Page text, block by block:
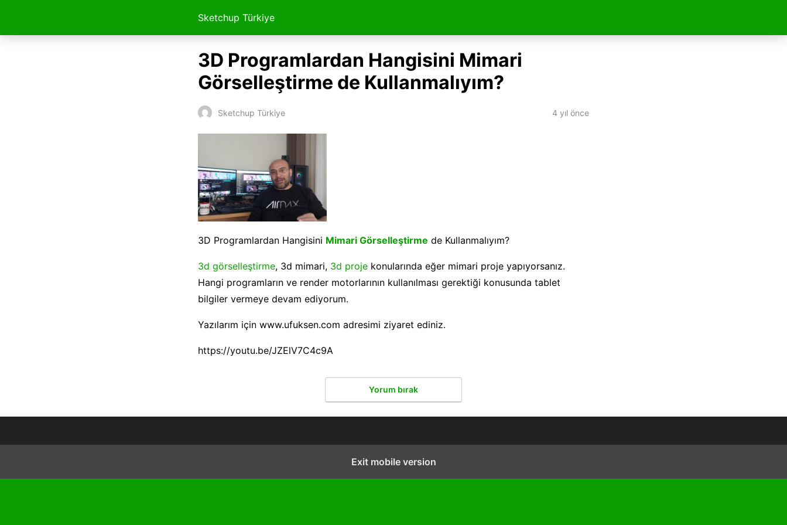
Sketchup Türkiye
3D Programlardan Hangisini Mimari
Görselleştirme de Kullanmalıyım?
Sketchup Türkiye 4 yıl önce
3D Programlardan Hangisini Mimari Görselleştirme de Kullanmalıyım?
3d görselleştirme, 3d mimari, 3d proje konularında eğer mimari proje yapıyorsanız.
Hangi programların ve render motorlarının kullanılması gerektiği konusunda tablet
bilgiler vermeye devam ediyorum.
Yazılarım için www.ufuksen.com adresimi ziyaret ediniz.
https://youtu.be/JZElV7C4c9A
Yorum bırak
Exit mobile version